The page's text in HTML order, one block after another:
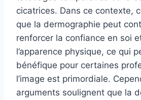
cicatrices. Dans ce contexte,
que la dermographie peut
renforcer la confiance en soi
l’apparence physique, ce qui
bénéfique pour certaines
l’image est primordiale.
arguments soulignent que la